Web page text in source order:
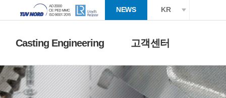
NEWS KR
Casting Engineering 고객센터